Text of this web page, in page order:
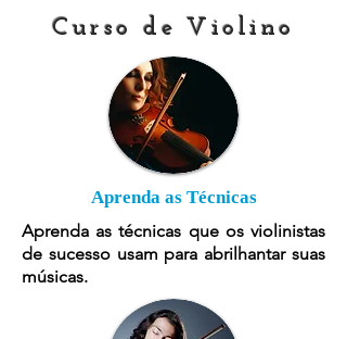
Curso de Violino
Aprenda as Técnicas
Aprenda as técnicas que os violinistas
de sucesso usam para abrilhantar suas
músicas.